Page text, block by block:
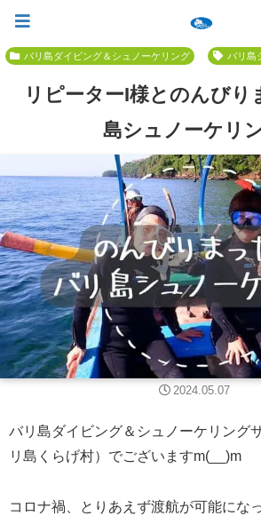
バリ島でいちばん優しい初心
バリ島ダイビング＆シュノーケリング バリ島
リピーターI様とのんびり
島シュノーケリ
2024.05.07
バリ島ダイビング＆シュノーケリング
リ島くらげ村）でございますm(__)m
コロナ禍、とりあえず渡航が可能にな